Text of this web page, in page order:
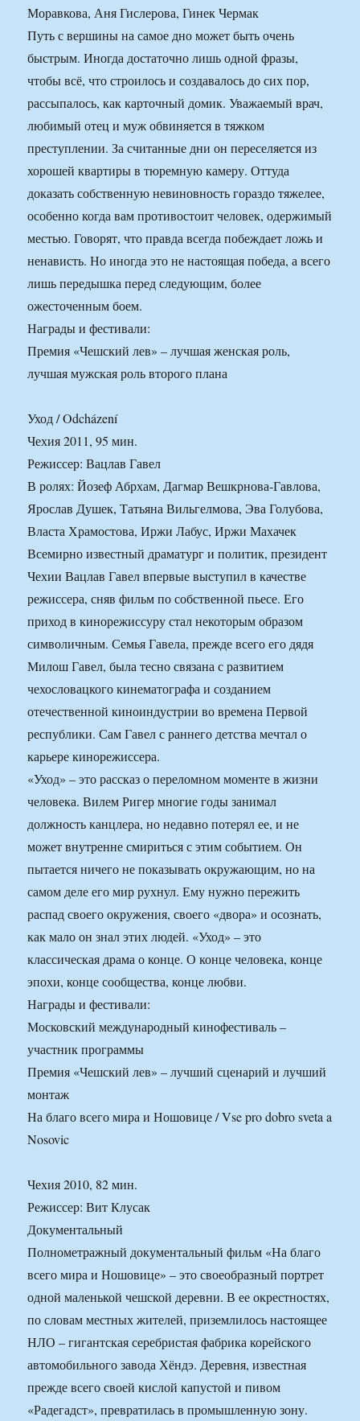
Моравкова, Аня Гислерова, Гинек Чермак
Путь с вершины на самое дно может быть очень
быстрым. Иногда достаточно лишь одной фразы,
чтобы всё, что строилось и создавалось до сих пор,
рассыпалось, как карточный домик. Уважаемый врач,
любимый отец и муж обвиняется в тяжком
преступлении. За считанные дни он переселяется из
хорошей квартиры в тюремную камеру. Оттуда
доказать собственную невиновность гораздо тяжелее,
особенно когда вам противостоит человек, одержимый
местью. Говорят, что правда всегда побеждает ложь и
ненависть. Но иногда это не настоящая победа, а всего
лишь передышка перед следующим, более
ожесточенным боем.
Награды и фестивали:
Премия «Чешский лев» – лучшая женская роль,
лучшая мужская роль второго плана
Уход / Odcházení
Чехия 2011, 95 мин.
Режиссер: Вацлав Гавел
В ролях: Йозеф Абрхам, Дагмар Вешкрнова-Гавлова,
Ярослав Душек, Татьяна Вильгелмова, Эва Голубова,
Власта Храмостова, Иржи Лабус, Иржи Махачек
Всемирно известный драматург и политик, президент
Чехии Вацлав Гавел впервые выступил в качестве
режиссера, сняв фильм по собственной пьесе. Его
приход в кинорежиссуру стал некоторым образом
символичным. Семья Гавела, прежде всего его дядя
Милош Гавел, была тесно связана с развитием
чехословацкого кинематографа и созданием
отечественной киноиндустрии во времена Первой
республики. Сам Гавел с раннего детства мечтал о
карьере кинорежиссера.
«Уход» – это рассказ о переломном моменте в жизни
человека. Вилем Ригер многие годы занимал
должность канцлера, но недавно потерял ее, и не
может внутренне смириться с этим событием. Он
пытается ничего не показывать окружающим, но на
самом деле его мир рухнул. Ему нужно пережить
распад своего окружения, своего «двора» и осознать,
как мало он знал этих людей. «Уход» – это
классическая драма о конце. О конце человека, конце
эпохи, конце сообщества, конце любви.
Награды и фестивали:
Московский международный кинофестиваль –
участник программы
Премия «Чешский лев» – лучший сценарий и лучший
монтаж
На благо всего мира и Ношовице / Vse pro dobro sveta a
Nosovic
Чехия 2010, 82 мин.
Режиссер: Вит Клусак
Документальный
Полнометражный документальный фильм «На благо
всего мира и Ношовице» – это своеобразный портрет
одной маленькой чешской деревни. В ее окрестностях,
по словам местных жителей, приземлилось настоящее
НЛО – гигантская серебристая фабрика корейского
автомобильного завода Хёндэ. Деревня, известная
прежде всего своей кислой капустой и пивом
«Радегадст», превратилась в промышленную зону.